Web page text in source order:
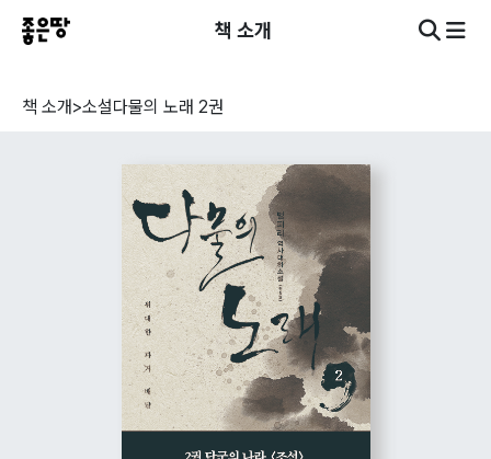
책 소개
책 소개>소설다물의 노래 2권